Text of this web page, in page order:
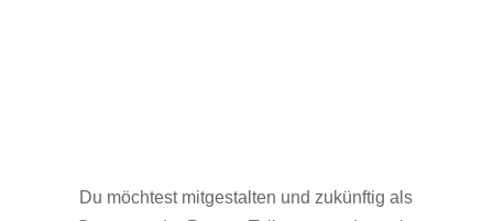
Du möchtest mitgestalten und zukünftig als